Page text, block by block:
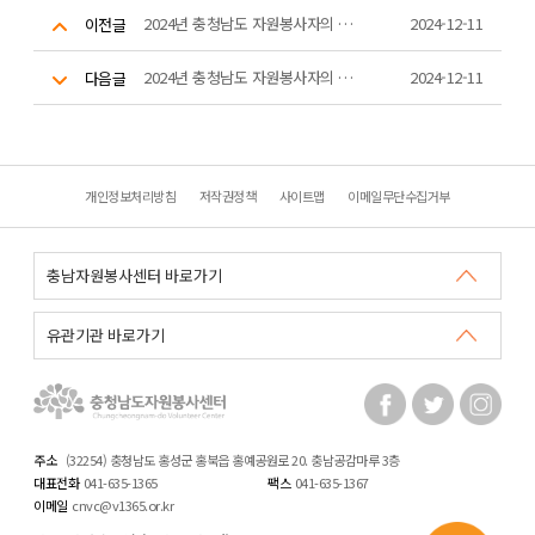
이전글 2024년 충청남도 자원봉사자의 날 기념식(충청남도지사 표창 수상) 2024-12-11
다음글 2024년 충청남도 자원봉사자의 날 기념식(충남남도교육감 표창 수상) 2024-12-11
개인정보처리방침 저작권정책 사이트맵 이메일무단수집거부
주소 (32254) 충청남도 홍성군 홍북읍 홍예공원로 20. 충남공감마루 3층
대표전화 041-635-1365 팩스 041-635-1367
이메일 cnvc@v1365.or.kr